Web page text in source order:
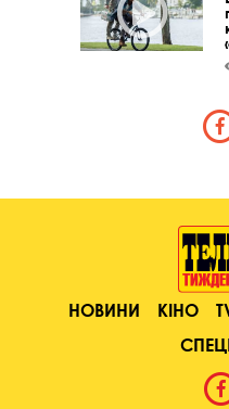
НОВИНИ КІНО